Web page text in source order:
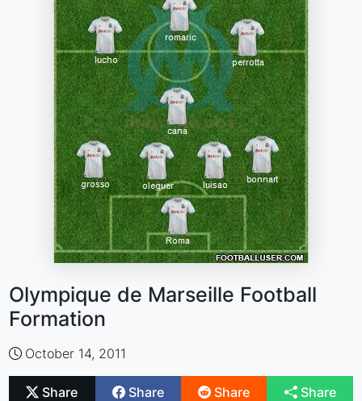
Olympique de Marseille Football
Formation
October 14, 2011
Share Share Share Share